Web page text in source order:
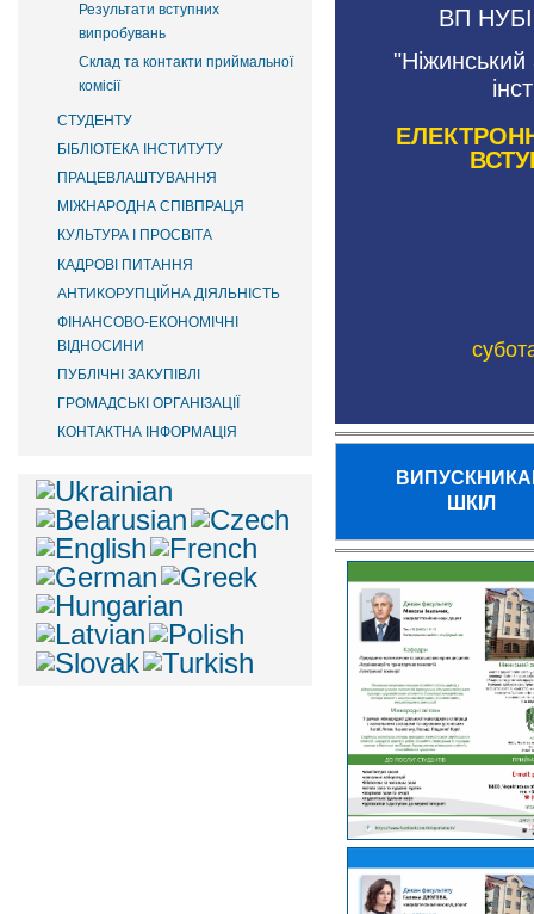
Результати вступних
випробувань
Склад та контакти приймальної
комісії
СТУДЕНТУ
БІБЛІОТЕКА ІНСТИТУТУ
ПРАЦЕВЛАШТУВАННЯ
МІЖНАРОДНА СПІВПРАЦЯ
КУЛЬТУРА І ПРОСВІТА
КАДРОВІ ПИТАННЯ
АНТИКОРУПЦІЙНА ДІЯЛЬНІСТЬ
ФІНАНСОВО-ЕКОНОМІЧНІ
ВІДНОСИНИ
ПУБЛІЧНІ ЗАКУПІВЛІ
ГРОМАДСЬКІ ОРГАНІЗАЦІЇ
КОНТАКТНА ІНФОРМАЦІЯ
ВП
"Ніжинський
ШКІЛ